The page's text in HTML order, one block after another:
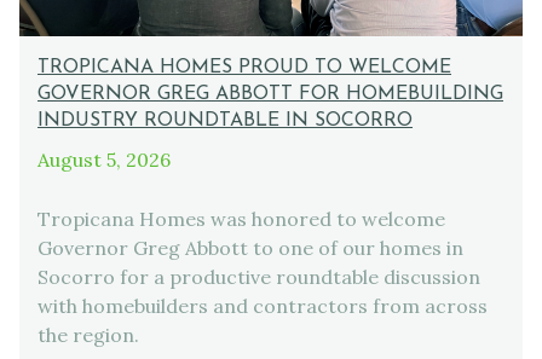
TROPICANA HOMES PROUD TO WELCOME
GOVERNOR GREG ABBOTT FOR HOMEBUILDING
INDUSTRY ROUNDTABLE IN SOCORRO
August 5, 2026
Tropicana Homes was honored to welcome
Governor Greg Abbott to one of our homes in
Socorro for a productive roundtable discussion
with homebuilders and contractors from across
the region.